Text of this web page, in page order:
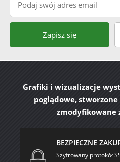
Zapisz się
Grafiki i wizualizacje
poglądowe,
zmodyfikowane
BEZPIECZNE
Szyfrowany protokół